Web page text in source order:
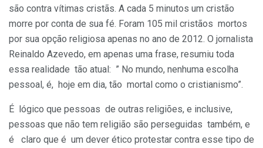
são contra vítimas cristãs. A cada 5 minutos um cristão
morre por conta de sua fé. Foram 105 mil cristãos mortos
por sua opção religiosa apenas no ano de 2012. O jornalista
Reinaldo Azevedo, em apenas uma frase, resumiu toda
essa realidade tão atual: ” No mundo, nenhuma escolha
pessoal, é, hoje em dia, tão mortal como o cristianismo”.
É lógico que pessoas de outras religiões, e inclusive,
pessoas que não tem religião são perseguidas também, e
é claro que é um dever ético protestar contra esse tipo de